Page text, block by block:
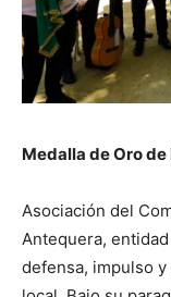
Medalla de Oro
Asociación del
Antequera,
defensa, impulso